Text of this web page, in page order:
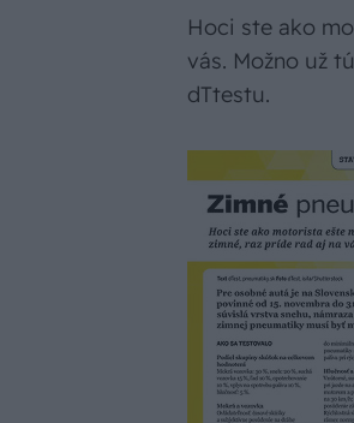
Hoci ste ako
vás. Možno už
dTtestu.